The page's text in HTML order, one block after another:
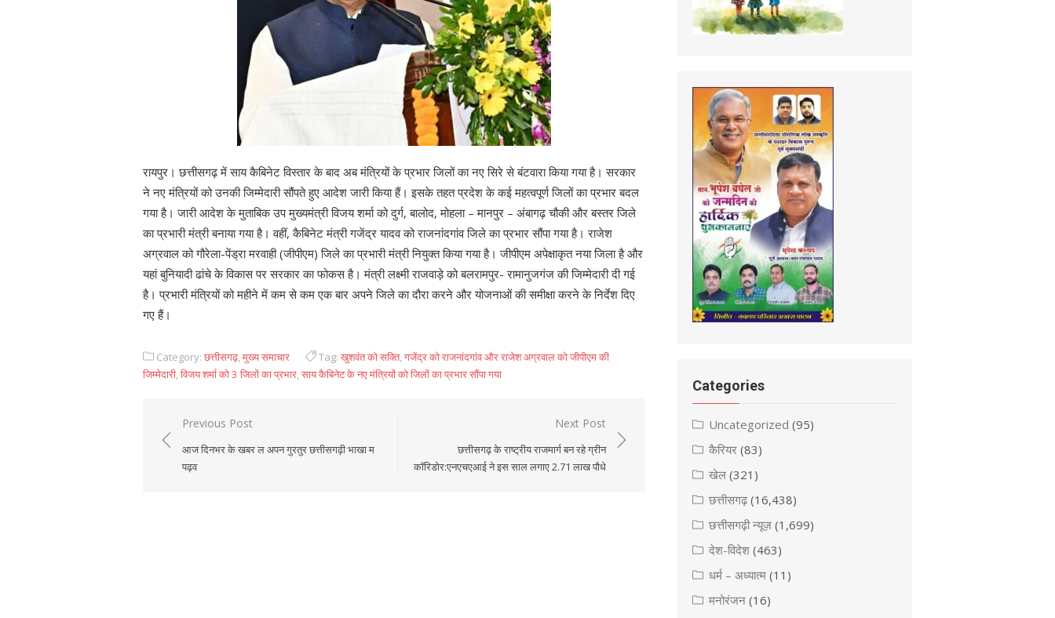
रायपुर। छत्तीसगढ़ में साय कैबिनेट विस्तार के बाद अब मंत्रियों के प्रभार जिलों का नए सिरे से बंटवारा किया गया है। सरकार
ने नए मंत्रियों को उनकी जिम्मेदारी सौंपते हुए आदेश जारी किया हैं। इसके तहत प्रदेश के कई महत्वपूर्ण जिलों का प्रभार बदल
गया है। जारी आदेश के मुताबिक उप मुख्यमंत्री विजय शर्मा को दुर्ग, बालोद, मोहला – मानपुर – अंबागढ़ चौकी और बस्तर जिले
का प्रभारी मंत्री बनाया गया है। वहीं, कैबिनेट मंत्री गजेंद्र यादव को राजनांदगांव जिले का प्रभार सौंपा गया है। राजेश
अग्रवाल को गौरेला-पेंड्रा मरवाही (जीपीएम) जिले का प्रभारी मंत्री नियुक्त किया गया है। जीपीएम अपेक्षाकृत नया जिला है और
यहां बुनियादी ढांचे के विकास पर सरकार का फोकस है। मंत्री लक्ष्मी राजवाड़े को बलरामपुर- रामानुजगंज की जिम्मेदारी दी गई
है। प्रभारी मंत्रियों को महीने में कम से कम एक बार अपने जिले का दौरा करने और योजनाओं की समीक्षा करने के निर्देश दिए
गए हैं।
Category: छत्तीसगढ़,मुख्य समाचार Tag: खुशवंत को सक्ति,गजेंद्र को राजनांदगांव और राजेश अग्रवाल को जीपीएम की
जिम्मेदारी,विजय शर्मा को 3 जिलों का प्रभार,साय कैबिनेट के नए मंत्रियों को जिलों का प्रभार सौंपा गया
Post
navigation
Previous Post
आज दिनभर के खबर ल अपन गुरतुर छत्तीसगढ़ी भाखा म
पढ़व
Next Post
छत्तीसगढ़ के राष्ट्रीय राजमार्ग बन रहे ग्रीन
कॉरिडोर:एनएचएआई ने इस साल लगाए 2.71 लाख पौधे
Categories
Uncategorized (95)
कैरियर (83)
खेल (321)
छत्तीसगढ़(16,438)
छत्तीसगढ़ी न्यूज़ (1,699)
देश-विदेश (463)
धर्म – अध्यात्म (11)
मनोरंजन (16)